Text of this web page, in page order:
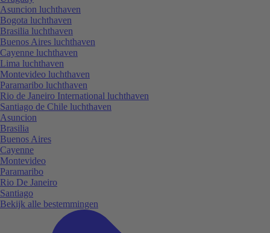
Asuncion luchthaven
Bogota luchthaven
Brasilia luchthaven
Buenos Aires luchthaven
Cayenne luchthaven
Lima luchthaven
Montevideo luchthaven
Paramaribo luchthaven
Rio de Janeiro International luchthaven
Santiago de Chile luchthaven
Asuncion
Brasilia
Buenos Aires
Cayenne
Montevideo
Paramaribo
Rio De Janeiro
Santiago
Bekijk alle bestemmingen